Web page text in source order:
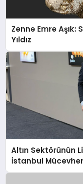
Zenne Emre Aşık:
Yıldız
Altın Sektörünün
İstanbul Mücevher